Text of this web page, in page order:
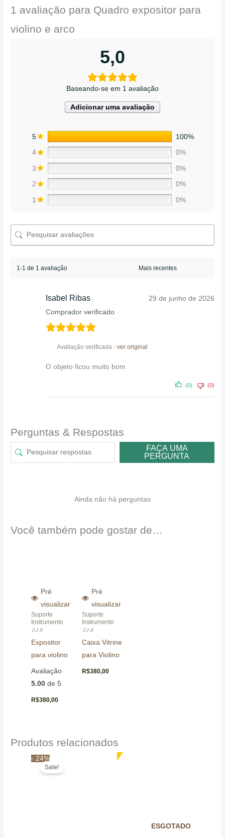
1 avaliação para Quadro expositor para
violino e arco
5,0
Baseando-se em 1 avaliação
Adicionar uma avaliação
5
100%
4
0%
3
0%
2
0%
1
0%
1-1 de 1 avaliação
Isabel Ribas
Comprador verificado
29 de junho de 2026
Avaliação verificada -ver original
O objeto ficou muito bom
(0) (0)
Perguntas & Respostas
FAÇA UMA
PERGUNTA
Ainda não há perguntas
Você também pode gostar de…
Pré
visualizar
Suporte
Instrumento
♫♪♬
Expositor
para violino
Avaliação
5.00 de 5
R$380,00
Pré
visualizar
Suporte
Instrumento
♫♪♬
Caixa Vitrine
para Violino
R$380,00
Produtos relacionados
- 24%
Sale!
original
ESGOTADO